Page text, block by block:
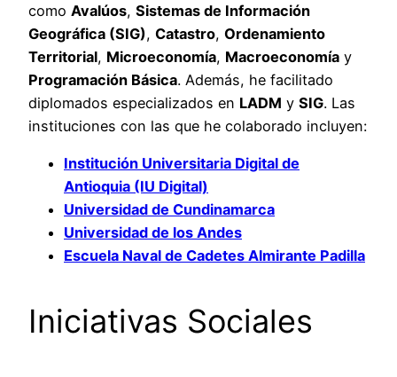
como Avalúos, Sistemas de Información
Geográfica (SIG), Catastro, Ordenamiento
Territorial, Microeconomía, Macroeconomía y
Programación Básica. Además, he facilitado
diplomados especializados en LADM y SIG. Las
instituciones con las que he colaborado incluyen:
Institución Universitaria Digital de
Antioquia (IU Digital)
Universidad de Cundinamarca
Universidad de los Andes
Escuela Naval de Cadetes Almirante Padilla
Iniciativas Sociales